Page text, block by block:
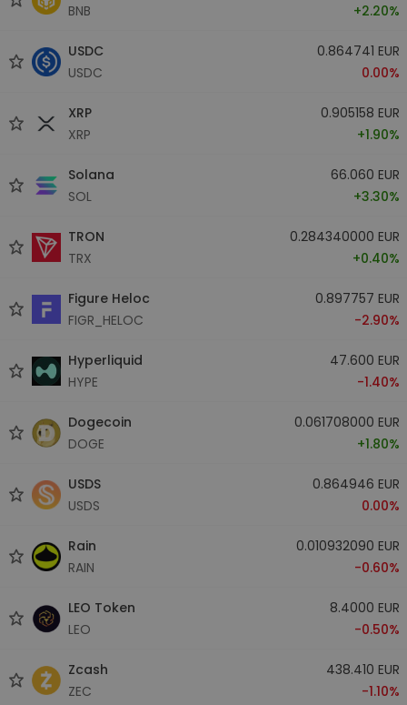
BNB
+2.20%
USDC
USDC
0.864741 EUR
0.00%
XRP
XRP
0.905158 EUR
+1.90%
Solana
SOL
66.060 EUR
+3.30%
TRON
TRX
0.284340000 EUR
+0.40%
Figure Heloc
FIGR_HELOC
0.897757 EUR
-2.90%
Hyperliquid
HYPE
47.600 EUR
-1.40%
Dogecoin
DOGE
0.061708000 EUR
+1.80%
USDS
USDS
0.864946 EUR
0.00%
Rain
RAIN
0.010932090 EUR
-0.60%
LEO Token
LEO
8.4000 EUR
-0.50%
Zcash
ZEC
438.410 EUR
-1.10%